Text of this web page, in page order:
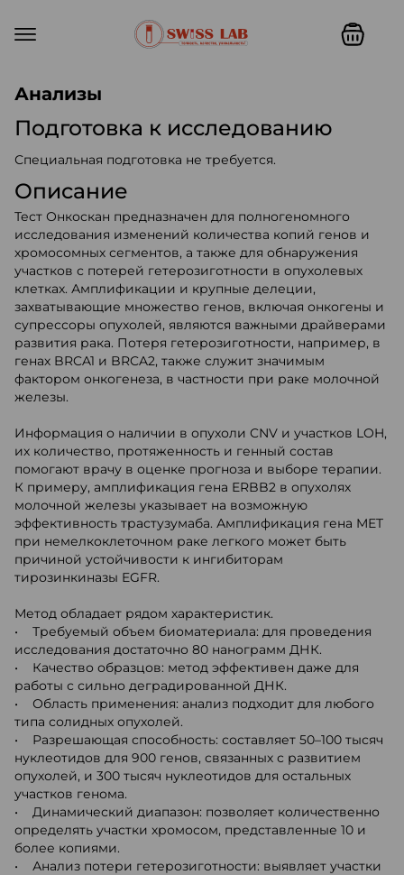
Анализы
Подготовка к исследованию
Специальная подготовка не требуется.
Описание
Тест Онкоскан предназначен для полногеномного
исследования изменений количества копий генов и
хромосомных сегментов, а также для обнаружения
участков с потерей гетерозиготности в опухолевых
клетках. Амплификации и крупные делеции,
захватывающие множество генов, включая онкогены и
супрессоры опухолей, являются важными драйверами
развития рака. Потеря гетерозиготности, например, в
генах BRCA1 и BRCA2, также служит значимым
фактором онкогенеза, в частности при раке молочной
железы.
Информация о наличии в опухоли CNV и участков LOH,
их количество, протяженность и генный состав
помогают врачу в оценке прогноза и выборе терапии.
К примеру, амплификация гена ERBB2 в опухолях
молочной железы указывает на возможную
эффективность трастузумаба. Амплификация гена MET
при немелкоклеточном раке легкого может быть
причиной устойчивости к ингибиторам
тирозинкиназы EGFR.
Метод обладает рядом характеристик.
• Требуемый объем биоматериала: для проведения
исследования достаточно 80 нанограмм ДНК.
• Качество образцов: метод эффективен даже для
работы с сильно деградированной ДНК.
• Область применения: анализ подходит для любого
типа солидных опухолей.
• Разрешающая способность: составляет 50–100 тысяч
нуклеотидов для 900 генов, связанных с развитием
опухолей, и 300 тысяч нуклеотидов для остальных
участков генома.
• Динамический диапазон: позволяет количественно
определять участки хромосом, представленные 10 и
более копиями.
• Анализ потери гетерозиготности: выявляет участки